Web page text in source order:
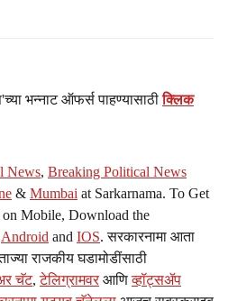
भन्नाट ऑफर्स पाहण्यासाठीक्लिक
News, Breaking Political News
& Mumbai at Sarkarnama. To Get
Mobile, Download the
Android and IOS. सरकारनामा आता
राजकीय घडामोडींसाठी
चॅट,टेलिग्रामवर आणिव्हॉट्सॲप